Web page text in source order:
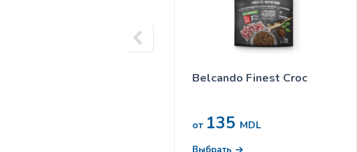
Belcando Finest Croc
от 135 MDL